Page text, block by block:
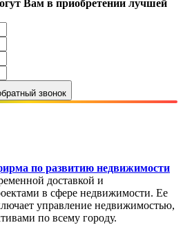
Вам в приобретении лучшей
звонок
по развитию недвижимости
доставкой и
в сфере недвижимости. Ее
управление недвижимостью,
по всему городу.